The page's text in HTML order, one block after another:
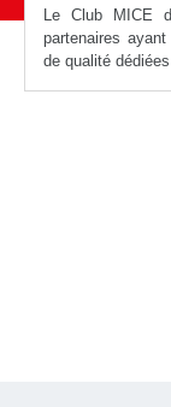
Le Club MICE
partenaires
de qualité